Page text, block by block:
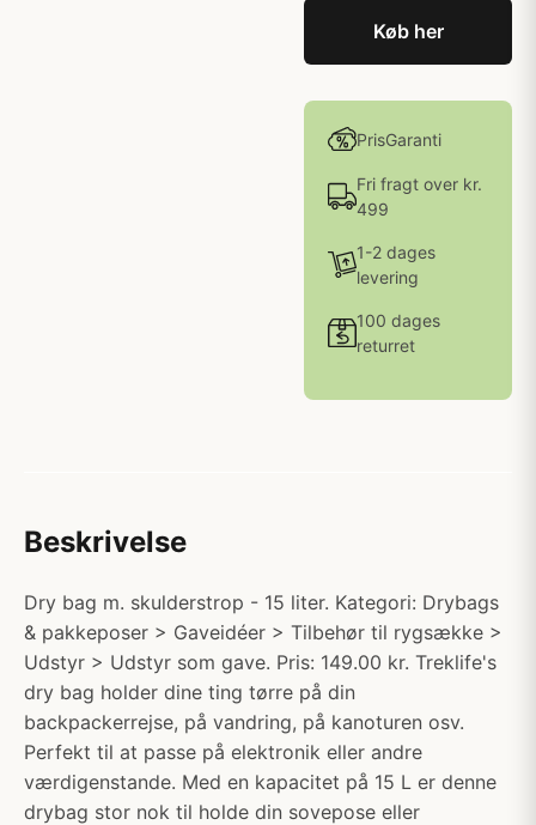
Køb her
PrisGaranti
Fri fragt over kr.
499
1-2 dages
levering
100 dages
returret
Beskrivelse
Dry bag m. skulderstrop - 15 liter. Kategori: Drybags
& pakkeposer > Gaveidéer > Tilbehør til rygsække >
Udstyr > Udstyr som gave. Pris: 149.00 kr. Treklife's
dry bag holder dine ting tørre på din
backpackerrejse, på vandring, på kanoturen osv.
Perfekt til at passe på elektronik eller andre
værdigenstande. Med en kapacitet på 15 L er denne
drybag stor nok til holde din sovepose eller